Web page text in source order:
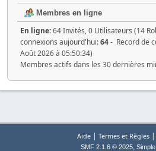
Membres en ligne
En ligne:64 Invités, 0 Utilisateurs (14
connexions aujourd'hui:64- Record de
Août 2026 à 05:50:34)
Membres actifs dans les 30 dernières
Aide| Termes et Règles|
SMF 2.1.6 © 2025,